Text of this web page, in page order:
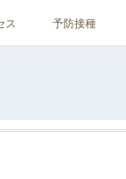
ス 予防接種